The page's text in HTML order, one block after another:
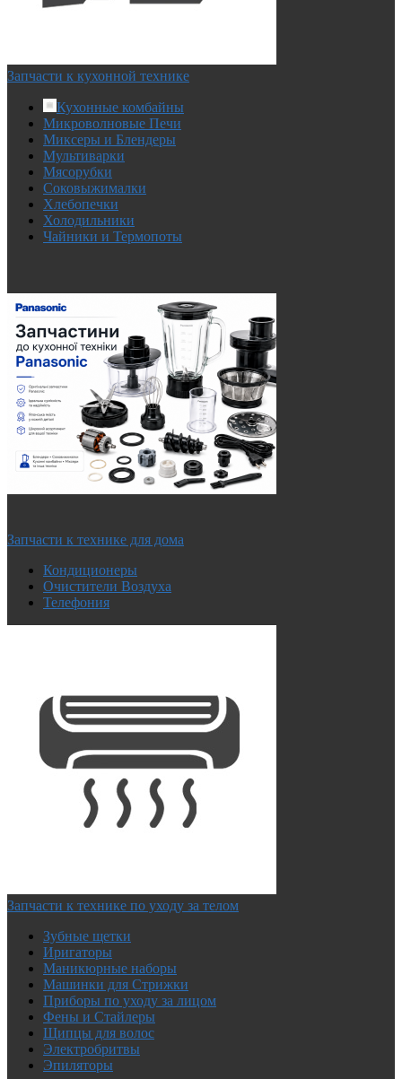
Запчасти к кухонной технике
Кухонные комбайны
Микроволновые Печи
Миксеры и Блендеры
Мультиварки
Мясорубки
Соковыжималки
Хлебопечки
Холодильники
Чайники и Термопоты
Запчасти к технике для дома
Кондиционеры
Очистители Воздуха
Телефония
Запчасти к технике по уходу за телом
Зубные щетки
Иригаторы
Маникюрные наборы
Машинки для Стрижки
Приборы по уходу за лицом
Фены и Стайлеры
Щипцы для волос
Электробритвы
Эпиляторы